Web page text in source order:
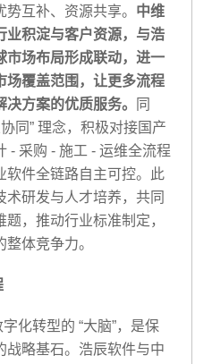
互补、资源共享。 中维
业积淀与客户资源，与浩
市场布局形成联动，进一
场覆盖范围，让更多流程
方案的优质服务。
同
同” 理念，积极对接国产
- 采购 - 施工 - 运维全流程
软件全链路自主可控。此
研发与人才培养，共同
，推动行业标准制定，
体竞争力。
化转型的 “大脑”，是保
战略基石。浩辰软件与中